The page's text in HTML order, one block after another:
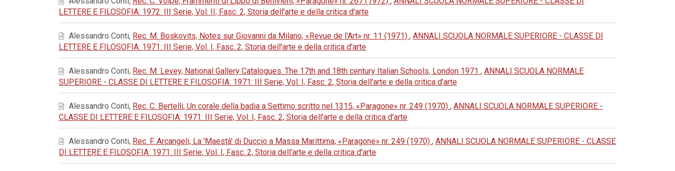
LETTERE E FILOSOFIA: 1972: III Serie, Vol. II, Fasc. 2, Storia dell'arte e della critica d'arte
Alessandro Conti, Rec. M. Boskovits, Notes sur Giovanni da Milano, «Revue de l'Art» nr. 11 (1971) , ANNALI SCUOLA NORMALE SUPERIORE - CLASSE DI
LETTERE E FILOSOFIA: 1971: III Serie, Vol. I, Fasc. 2, Storia dell'arte e della critica d'arte
Alessandro Conti, Rec. M. Levey, National Gallery Catalogues. The 17th and 18th century Italian Schools, London 1971 , ANNALI SCUOLA NORMALE
SUPERIORE - CLASSE DI LETTERE E FILOSOFIA: 1971: III Serie, Vol. I, Fasc. 2, Storia dell'arte e della critica d'arte
Alessandro Conti, Rec. C. Bertelli, Un corale della badia a Settimo scritto nel 1315, «Paragone» nr. 249 (1970) , ANNALI SCUOLA NORMALE SUPERIORE -
CLASSE DI LETTERE E FILOSOFIA: 1971: III Serie, Vol. I, Fasc. 2, Storia dell'arte e della critica d'arte
Alessandro Conti, Rec. F. Arcangeli, La 'Maestà' di Duccio a Massa Marittima, «Paragone» nr. 249 (1970) , ANNALI SCUOLA NORMALE SUPERIORE - CLASSE
DI LETTERE E FILOSOFIA: 1971: III Serie, Vol. I, Fasc. 2, Storia dell'arte e della critica d'arte